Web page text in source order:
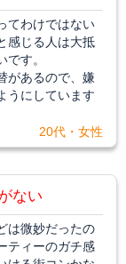
てわけではない
感じる人は大抵
です。
があるので、嫌
うにしています
20代・女性
ない
は微妙だったの
ティーのガチ感